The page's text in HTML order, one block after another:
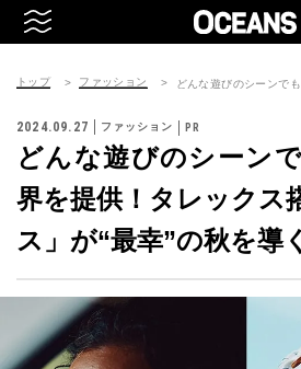
トップ ファッション どんな遊びのシーンで
2024.09.27 ファッション
どんな遊びのシーン
界を提供！タレックス
ス」が“最幸”の秋を導く